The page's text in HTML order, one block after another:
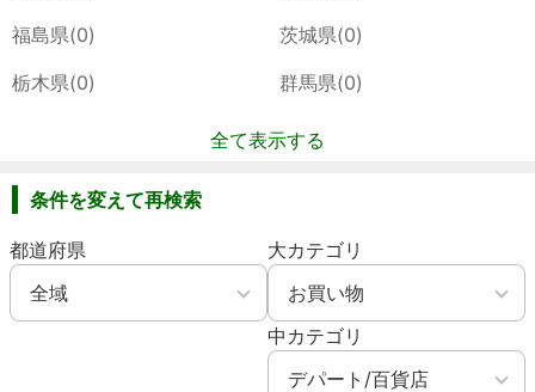
福島県(0)
茨城県(0)
栃木県(0)
群馬県(0)
全て表示する
条件を変えて再検索
都道府県 大カテゴリ
中カテゴリ